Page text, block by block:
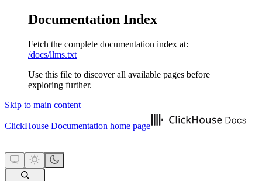
Documentation Index
Fetch the complete documentation index at:
/docs/llms.txt
Use this file to discover all available pages before
exploring further.
Skip to main content
ClickHouse Documentation home page